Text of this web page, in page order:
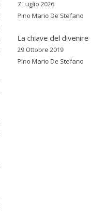
7 Luglio 2026
Pino Mario De Stefano
La chiave del divenire
29 Ottobre 2019
Pino Mario De Stefano